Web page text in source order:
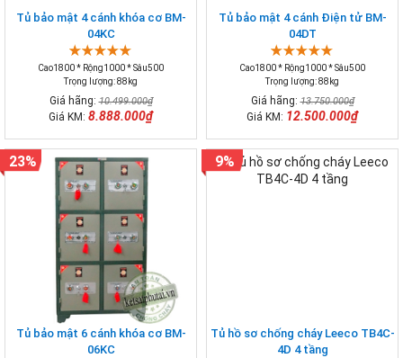
Tủ bảo mật 4 cánh khóa cơ BM-
04KC
Cao1800 * Rộng1000 * Sâu500
Trọng lượng: 88kg
Giá hãng:10.499.000₫
Giá KM: 8.888.000₫
Tủ bảo mật 4 cánh Điện tử BM-
04DT
Cao1800 * Rộng1000 * Sâu500
Trọng lượng: 88kg
Giá hãng:13.750.000₫
Giá KM: 12.500.000₫
Tủ bảo mật 6 cánh khóa cơ BM-
06KC
23%
Tủ hồ sơ chống cháy Leeco TB4C-
4D 4 tầng
9%